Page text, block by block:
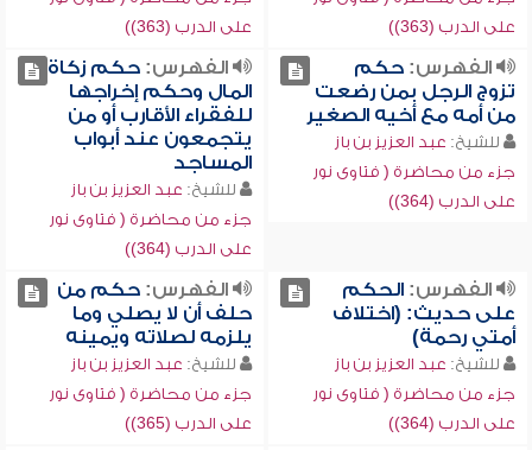
على الدرب (363))
على الدرب (363))
الفهرس:حكم
تزوج الرجل بمن رضعت
من أمه مع أخيه الصغير
للشيخ: عبد العزيز بن باز
جزء من محاضرة ( فتاوى نور
على الدرب (364))
الفهرس:حكم زكاة
المال وحكم إخراجها
للفقراء الأقارب أو من
يتجمعون عند أبواب
المساجد
للشيخ: عبد العزيز بن باز
جزء من محاضرة ( فتاوى نور
على الدرب (364))
الفهرس:الحكم
على حديث: (اختلاف
أمتي رحمة)
للشيخ: عبد العزيز بن باز
جزء من محاضرة ( فتاوى نور
على الدرب (364))
الفهرس:حكم من
حلف أن لا يصلي وما
يلزمه لصلاته ويمينه
للشيخ: عبد العزيز بن باز
جزء من محاضرة ( فتاوى نور
على الدرب (365))